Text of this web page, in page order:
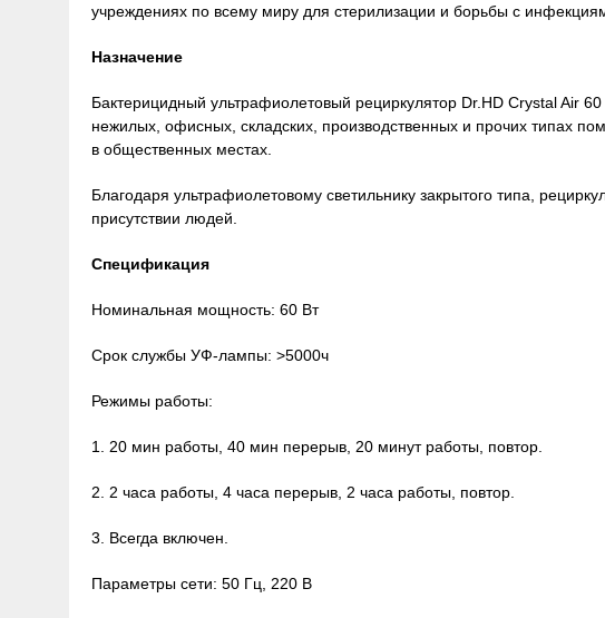
учреждениях по всему миру для стерилизации и борьбы с
Назначение
Бактерицидный ультрафиолетовый рециркулятор Dr.HD Crystal Air
нежилых, офисных, складских, производственных и прочих типах
в общественных местах.
Благодаря ультрафиолетовому светильнику закрытого типа,
присутствии людей.
Спецификация
Номинальная мощность: 60 Вт
Срок службы УФ-лампы: >5000ч
Режимы работы:
1. 20 мин работы, 40 мин перерыв, 20 минут работы, повтор.
2. 2 часа работы, 4 часа перерыв, 2 часа работы, повтор.
3. Всегда включен.
Параметры сети: 50 Гц, 220 В